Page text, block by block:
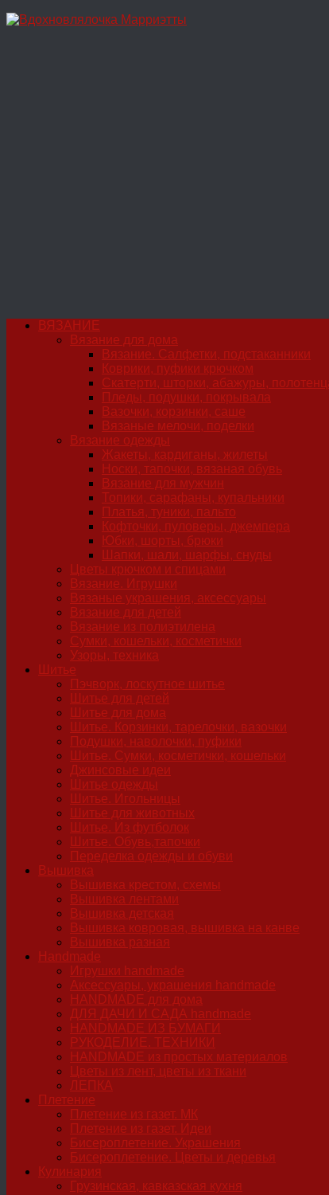
Перейти
ВЯЗАНИЕ
Вязание для дома
Вязание. Салфетки, подстаканники
Коврики, пуфики крючком
Скатерти, шторки, абажуры,
Пледы, подушки, покрывала
Вазочки, корзинки, саше
Вязаные мелочи, поделки
Вязание одежды
Жакеты, кардиганы, жилеты
Носки, тапочки, вязаная обувь
Вязание для мужчин
Топики, сарафаны, купальники
Платья, туники, пальто
Кофточки, пуловеры, джемпера
Юбки, шорты, брюки
Шапки, шали, шарфы, снуды
Цветы крючком и спицами
Вязание. Игрушки
Вязаные украшения, аксессуары
Вязание для детей
Вязание из полиэтилена
Сумки, кошельки, косметички
Узоры, техника
Шитье
Пэчворк, лоскутное шитье
Шитье для детей
Шитье для дома
Шитье. Корзинки, тарелочки, вазочки
Подушки, наволочки, пуфики
Шитье. Сумки, косметички, кошельки
Джинсовые идеи
Шитье одежды
Шитье. Игольницы
Шитье для животных
Шитье. Из футболок
Шитье. Обувь,тапочки
Переделка одежды и обуви
Вышивка
Вышивка крестом, схемы
Вышивка лентами
Вышивка детская
Вышивка ковровая, вышивка на канве
Вышивка разная
Handmade
Игрушки handmade
Аксессуары, украшения handmade
HANDMADE для дома
ДЛЯ ДАЧИ И САДА handmade
HANDMADE ИЗ БУМАГИ
РУКОДЕЛИЕ. ТЕХНИКИ
HANDMADE из простых материалов
Цветы из лент, цветы из ткани
ЛЕПКА
Плетение
Плетение из газет. МК
Плетение из газет. Идеи
Бисероплетение. Украшения
Бисероплетение. Цветы и деревья
Кулинария
Грузинская, кавказская кухня